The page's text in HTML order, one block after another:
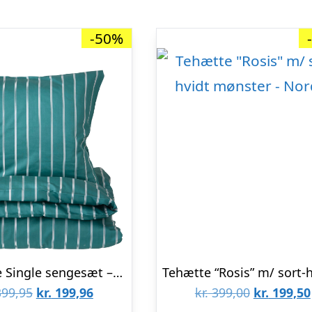
-50%
Pin Stripe Single sengesæt – grøn/hvid
Den
kr. 199,96Den
kr.399,00 Den
kr. 199,50